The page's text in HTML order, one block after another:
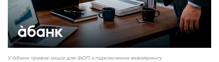
У àбанк триває акція для ФОП з підключення еквайрингу